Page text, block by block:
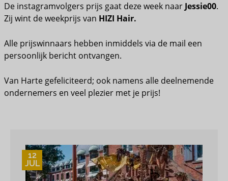
De instagramvolgers prijs gaat deze week naarJessie00.
Zij wint de weekprijs van HIZI Hair.
Alle prijswinnaars hebben inmiddels via de mail een
persoonlijk bericht ontvangen.
Van Harte gefeliciteerd; ook namens alle deelnemende
ondernemers en veel plezier met je prijs!
12
JUL